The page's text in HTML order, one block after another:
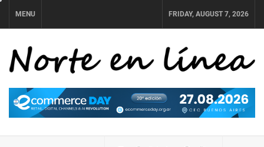
Skip
to
content
MENU FRIDAY, AUGUST 7, 2026
NORTE EN LÍNEA